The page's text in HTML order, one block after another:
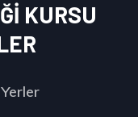
KURSU